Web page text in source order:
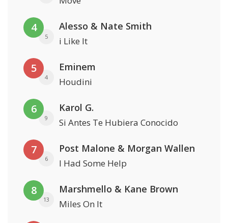
4
5
Alesso & Nate Smith
i Like It
5
4
Eminem
Houdini
6
9
Karol G.
Si Antes Te Hubiera Conocido
7
6
Post Malone & Morgan Wallen
I Had Some Help
8
13
Marshmello & Kane Brown
Miles On It